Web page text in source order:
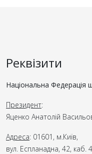
Реквізити
Національна
Президент:
Яценко Анатолій
Адреса: 01601, м.Київ,
вул. Еспланадна, 42, каб.